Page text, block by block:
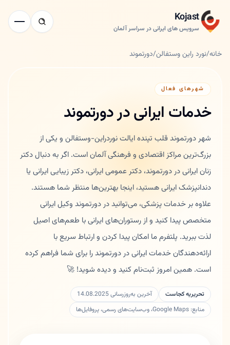
Kojast
سرویس های ایرانی در سراسر آلمان
خانه/نورد راین وستفالن/دورتموند
شهرهای فعال
خدمات ایرانی در دورتموند
شهر دورتموند قلب تپنده ایالت نوردراین-وستفالن و یکی از
بزرگ‌ترین مراکز اقتصادی و فرهنگی آلمان است. اگر به دنبال دکتر
زنان ایرانی در دورتموند، دکتر عمومی ایرانی، دکتر زیبایی ایرانی یا
دندانپزشک ایرانی هستید، اینجا بهترین‌ها منتظر شما هستند.
علاوه بر خدمات پزشکی، می‌توانید در دورتموند وکیل ایرانی
متخصص پیدا کنید و از رستوران‌های ایرانی با طعم‌های اصیل
لذت ببرید. پلتفرم ما امکان پیدا کردن و ارتباط سریع با
ارائه‌دهندگان خدمات ایرانی در دورتموند را برای شما فراهم کرده
است. همین امروز ثبت‌نام کنید و دیده شوید! 🚀
تحریریه کجاست
آخرین به‌روزرسانی 14.08.2025
منابع: Google Maps، وب‌سایت‌های رسمی، پروفایل‌ها